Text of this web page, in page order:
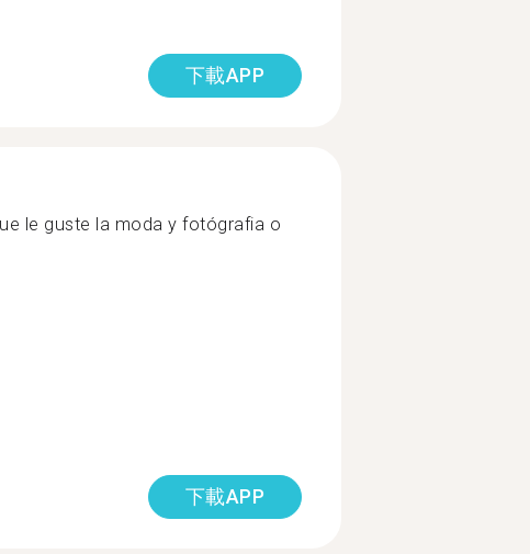
下載APP
le guste la moda y fotógrafia o
下載APP